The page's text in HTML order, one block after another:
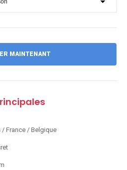
MAINTENANT
/ France / Belgique